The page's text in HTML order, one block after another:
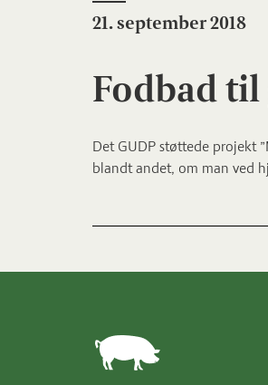
21. september 2018
Fodbad til
Det GUDP støttede projekt
blandt andet, om man ved